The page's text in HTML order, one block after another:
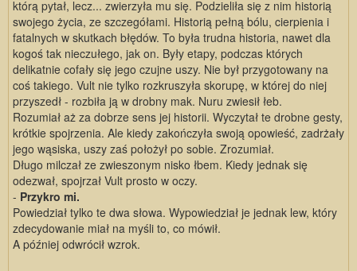
którą pytał, lecz... zwierzyła mu się. Podzieliła się z nim historią
swojego życia, ze szczegółami. Historią pełną bólu, cierpienia i
fatalnych w skutkach błędów. To była trudna historia, nawet dla
kogoś tak nieczułego, jak on. Były etapy, podczas których
delikatnie cofały się jego czujne uszy. Nie był przygotowany na
coś takiego. Vult nie tylko rozkruszyła skorupę, w której do niej
przyszedł - rozbiła ją w drobny mak. Nuru zwiesił łeb.
Rozumiał aż za dobrze sens jej historii. Wyczytał te drobne gesty,
krótkie spojrzenia. Ale kiedy zakończyła swoją opowieść, zadrżały
jego wąsiska, uszy zaś położył po sobie. Zrozumiał.
Długo milczał ze zwieszonym nisko łbem. Kiedy jednak się
odezwał, spojrzał Vult prosto w oczy.
- Przykro mi.
Powiedział tylko te dwa słowa. Wypowiedział je jednak lew, który
zdecydowanie miał na myśli to, co mówił.
A później odwrócił wzrok.